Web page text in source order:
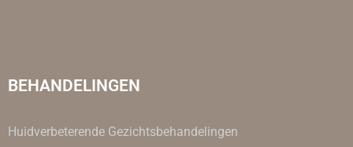
BEHANDELINGEN
Huidverbeterende Gezichtsbehandelingen